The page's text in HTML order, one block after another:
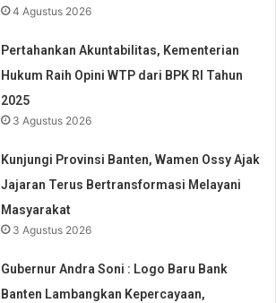
4 Agustus 2026
Pertahankan Akuntabilitas, Kementerian
Hukum Raih Opini WTP dari BPK RI Tahun
2025
3 Agustus 2026
Kunjungi Provinsi Banten, Wamen Ossy Ajak
Jajaran Terus Bertransformasi Melayani
Masyarakat
3 Agustus 2026
Gubernur Andra Soni : Logo Baru Bank
Banten Lambangkan Kepercayaan,